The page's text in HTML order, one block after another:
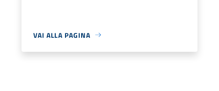
VAI ALLA PAGINA